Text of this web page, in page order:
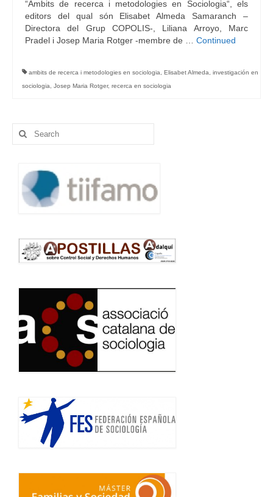
“Àmbits de recerca i metodologies en Sociologia“, els
editors del qual són Elisabet Almeda Samaranch –
Directora del Grup COPOLIS-, Liliana Arroyo, Marc
Pradel i Josep Maria Rotger -membre de … Continued
ambits de recerca i metodologies en sociologia Elisabet Almeda
investigación en
sociologia
Josep Maria Rotger, recerca en sociologia
Search
for: